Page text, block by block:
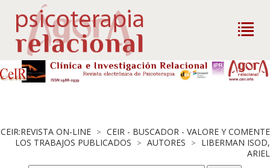
CEIR:REVISTA ON-LINE > CEIR - BUSCADOR - VALORE Y COMENTE
LOS TRABAJOS PUBLICADOS > AUTORES > LIBERMAN ISOD,
ARIEL